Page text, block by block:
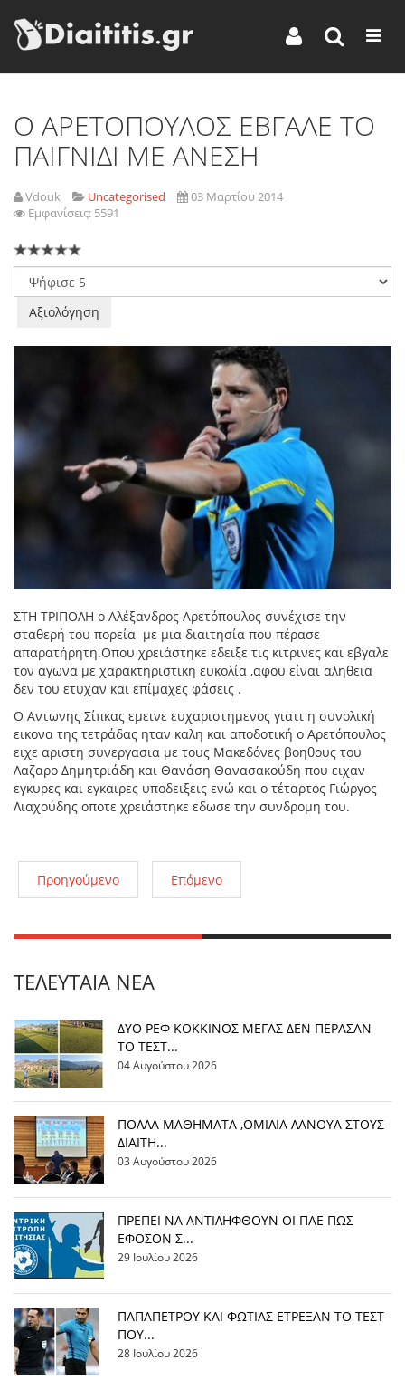
Ο ΑΡΕΤΟΠΟΥΛΟΣ ΕΒΓΑΛΕ ΤΟ
ΠΑΙΓΝΙΔΙ ΜΕ ΑΝΕΣΗ
Vdouk Uncategorised
03 Μαρτίου 2014
Εμφανίσεις: 5591
Παρακαλώ
αξιολογήστε
ΣΤΗ ΤΡΙΠΟΛΗ ο Αλέξανδρος Αρετόπουλος συνέχισε την
σταθερή του πορεία με μια διαιτησία που πέρασε
απαρατήρητη.Οπου χρειάστηκε εδειξε τις κιτρινες και εβγαλε
τον αγωνα με χαρακτηριστικη ευκολία ,αφου είναι αληθεια
δεν του ετυχαν και επίμαχες φάσεις .
Ο Αντωνης Σίπκας εμεινε ευχαριστημενος γιατι η συνολική
εικονα της τετράδας ηταν καλη και αποδοτική ο Αρετόπουλος
ειχε αριστη συνεργασια με τους Μακεδόνες βοηθους του
Λαζαρο Δημητριάδη και Θανάση Θανασακούδη που ειχαν
εγκυρες και εγκαιρες υποδειξεις ενώ και ο τέταρτος Γιώργος
Λιαχούδης οποτε χρειάστηκε εδωσε την συνδρομη του.
Προηγούμενο Επόμενο
ΤΕΛΕΥΤΑΊΑ ΝΈΑ
ΔΥΟ ΡΕΦ ΚΟΚΚΙΝΟΣ ΜΕΓΑΣ ΔΕΝ ΠΕΡΑΣΑΝ
ΤΟ ΤΕΣΤ...
04 Αυγούστου 2026
ΠΟΛΛΑ ΜΑΘΗΜΑΤΑ ,ΟΜΙΛΙΑ ΛΑΝΟΥΑ ΣΤΟΥΣ
ΔΙΑΙΤΗ...
03 Αυγούστου 2026
ΠΡΕΠΕΙ ΝΑ ΑΝΤΙΛΗΦΘΟΥΝ ΟΙ ΠΑΕ ΠΩΣ
ΕΦΟΣΟΝ Σ...
29 Ιουλίου 2026
ΠΑΠΑΠΕΤΡΟΥ ΚΑΙ ΦΩΤΙΑΣ ΕΤΡΕΞΑΝ ΤΟ ΤΕΣΤ
ΠΟΥ...
28 Ιουλίου 2026